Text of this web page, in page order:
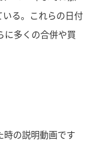
る。これらの日付
に多くの合併や買
時の説明動画です